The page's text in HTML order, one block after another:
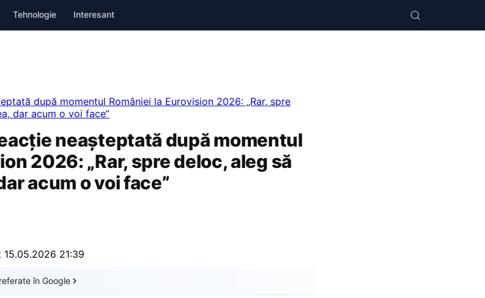
Tehnologie Interesant
după momentul României la Eurovision 2026: „Rar, spre
dar acum o voi face”
neașteptată după momentul
2026: „Rar, spre deloc, aleg să
acum o voi face”
21:39
în Google